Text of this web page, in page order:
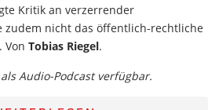
Kritik an verzerrender
zudem nicht das öffentlich-rechtliche
Von Tobias Riegel.
Audio-Podcast verfügbar.